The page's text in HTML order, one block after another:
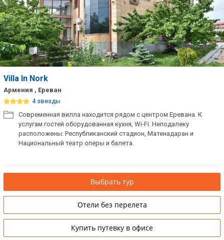
Villa In Nork
Армения , Ереван
4 звезды
Современная вилла находится рядом с центром Еревана. К
услугам гостей оборудованная кухня, Wi-Fi. Неподалеку
расположены: Республиканский стадион, Матенадаран и
Национальный театр оперы и балета.
Выбрать тур
Отели без перелета
Купить путевку в офисе